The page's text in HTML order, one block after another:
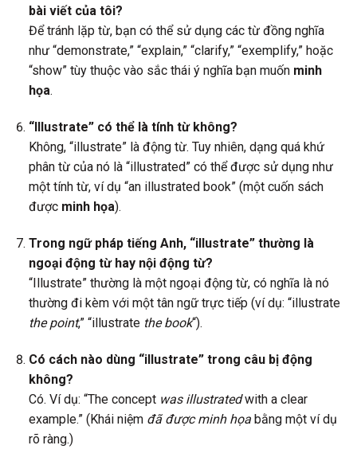
bài viết của tôi?
Để tránh lặp từ, bạn có thể sử dụng các từ đồng nghĩa
như “demonstrate,” “explain,” “clarify,” “exemplify,” hoặc
“show” tùy thuộc vào sắc thái ý nghĩa bạn muốn minh
họa.
“Illustrate” có thể là tính từ không?
Không, “illustrate” là động từ. Tuy nhiên, dạng quá khứ
phân từ của nó là “illustrated” có thể được sử dụng như
một tính từ, ví dụ “an illustrated book” (một cuốn sách
được minh họa).
Trong ngữ pháp tiếng Anh, “illustrate” thường là
ngoại động từ hay nội động từ?
“Illustrate” thường là một ngoại động từ, có nghĩa là nó
thường đi kèm với một tân ngữ trực tiếp (ví dụ: “illustrate
the point,” “illustrate the book“).
Có cách nào dùng “illustrate” trong câu bị động
không?
Có. Ví dụ: “The concept was illustratedwith a clear
example.” (Khái niệm đã được minh họabằng một ví dụ
rõ ràng.)